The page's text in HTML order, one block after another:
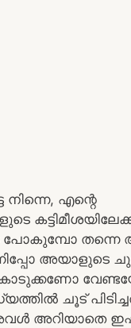
എന്റെ
തന്നെ
അയാളുടെ
കൊടുക്കണോ
ചൂട്